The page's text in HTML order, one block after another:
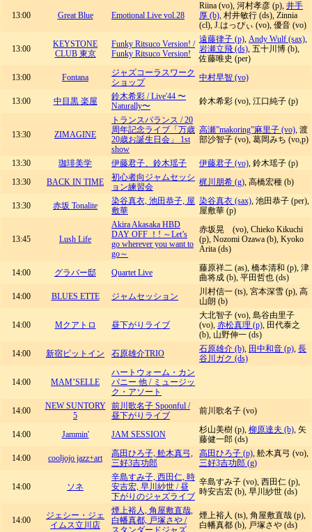
13:00 Great Blue Emotional Live vol.28
Riina (vo), 河村孝彦 (p), 井手
厚 (b), 村井敏行 (ds), Zinnia
(cl), J.はっぴぃ (vo), 優音 (vo)
13:00
KEYSTONE
CLUB 東京
Funky Ritsuco Version! /
Funky Ritsuco Version!
遠藤律子 (p), Andy Wulf (sax),
岩瀬立飛 (ds), 五十川博 (b),
佐藤唯史 (per)
13:00
Fontana
ジャズコーラスワーク
ショップ
中村早智 (vo)
13:00 中目黒 楽屋
鈴木希彩 / Live'44 〜
Naturally〜
鈴木希彩 (vo), 江口純子 (p)
13:30 ZIMAGINE
トランスパランス / 20
周年記念ライブ「万歳
20歳お誕生日会」 1st
show
高瀬”makoring”麻里子 (vo), 渡
部沙智子 (vo), 葛岡みち (vo,p)
13:30 珈琲美学 伊藤君子、鈴木瑶子 伊藤君子 (vo), 鈴木瑶子 (p)
13:30
BACK IN TIME
初心者向ジャムセッシ
ョン練習会
梶川朋希 (g), 高橋宏種 (b)
13:30 赤坂 Tonalite
染谷真衣, 池田恭子, 屋
敷華
染谷真衣 (sax), 池田恭子 (per),
屋敷華 (p)
13:45 Lush Life
Akira Akasaka HBD
DAY OFF ！! ～Let’s
go wherever you want to
go～
赤坂晃 (vo), Chieko Kikuchi
(p), Nozomi Ozawa (b), Kyoko
Arita (ds)
14:00 グラバー邸 Quartet Live
藤原祥二 (as), 橋本清和 (p), 津
曲将成 (b), 平田哲也 (ds)
14:00
BLUES ETTE ジャムセッション
川村信一 (ts), 宮本深雪 (p), 高
山朗 (b)
14:00 Mクアトロ 昼下がりライブ
大北智子 (vo), 島谷由里子
(vo), 赤松真理 (p), 田代泰之
(b), 山野伸一 (ds)
14:00
新宿ピットイン 石原雄介TRIO 石原雄介 (b), 田中和音 (p), 長
谷川ガク (ds)
14:00 MAM’SELLE
ハートウォーム・カン
パニー 他 / ミュージッ
ク・アソート
14:00
NEW SUNTORY
5
前川歌名子 Spoonful /
昼下がりライブ
前川歌名子 (vo)
14:00 Jammin' JAM SESSION 杉山美樹 (p), 柳原達夫 (b), 矢
藤健一郎 (ds)
14:00
cooljojo jazz+art
高田ひろ子, 舩木真弓,
三好3吉功郎
高田ひろ子 (p), 舩木真弓 (vo),
三好3吉功郎 (g)
14:00 ソネ
辛島すみ子, 西田仁, 時
安吉宏, 早川紗世 / 昼
下がりのジャズライブ
辛島すみ子 (vo), 西田仁 (p),
時安吉宏 (b), 早川紗世 (ds)
14:00
ジェシー・ジェ
イムス立川店
煙上裕人, 角屋敷直哉,
白幡真都, 戸塚さや /
スタンダードジャズ
煙上裕人 (ts), 角屋敷直哉 (p),
白幡真都 (b), 戸塚さや (ds)